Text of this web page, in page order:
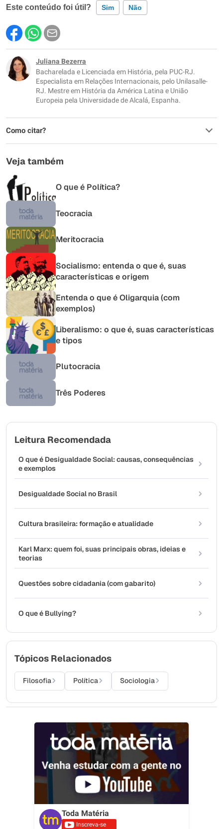
Este conteúdo foi útil? Sim Não
Este conteúdo contém informação incorreta
Este conteúdo não tem a informação que procuro
Outro
Juliana Bezerra
Bacharelada e Licenciada em História, pela PUC-RJ.
Especialista em Relações Internacionais, pelo Unilasalle-
RJ. Mestre em História da América Latina e União
Europeia pela Universidade de Alcalá, Espanha.
Como citar?
Veja também
O que é Política?
Teocracia
Meritocracia
Socialismo: entenda o que é, suas
características e origem
Entenda o que é Oligarquia (com
exemplos)
Liberalismo: o que é, suas características
e tipos
Plutocracia
Três Poderes
Leitura Recomendada
O que é Desigualdade Social: causas, consequências
e exemplos
Desigualdade Social no Brasil
Cultura brasileira: formação e atualidade
Karl Marx: quem foi, suas principais obras, ideias e
teorias
Questões sobre cidadania (com gabarito)
O que é Bullying?
Tópicos Relacionados
Filosofia Política Sociologia
Toda Matéria
Inscreva-se